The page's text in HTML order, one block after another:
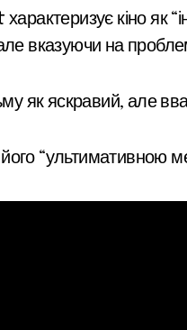
кіно як
вказуючи на
як яскравий, але
“ультимативною